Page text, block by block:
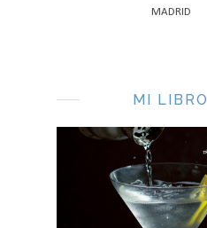
MADRID
MI LIBRO